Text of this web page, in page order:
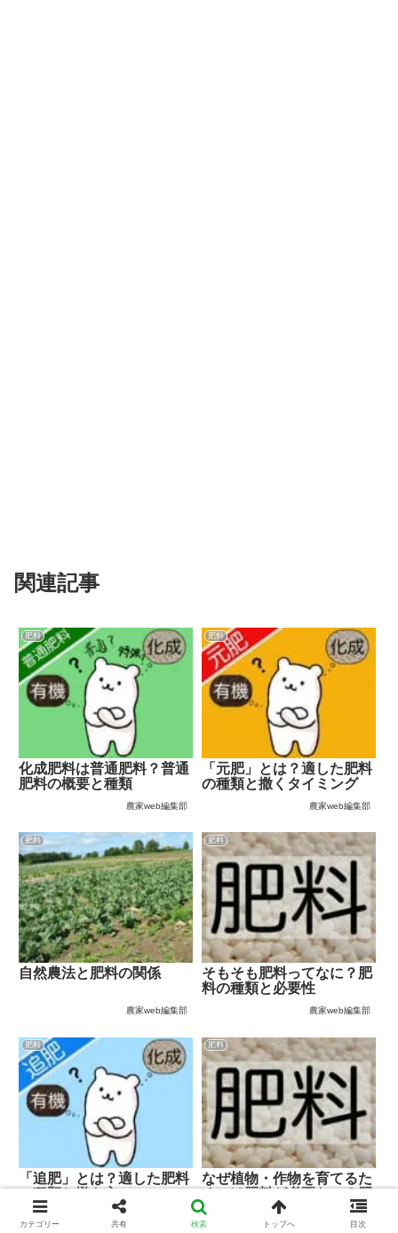
関連記事
肥料
化成肥料は普通肥料？普通
肥料の概要と種類
農家web編集部
肥料
「元肥」とは？適した肥料
の種類と撒くタイミング
農家web編集部
肥料
自然農法と肥料の関係
農家web編集部
肥料
そもそも肥料ってなに？肥
料の種類と必要性
農家web編集部
肥料
「追肥」とは？適した肥料
の種類と撒き方
肥料
なぜ植物・作物を育てるた
めには肥料が必要なの？肥
料の必要性
農家web編集部
カテゴリー 共有 検索 トップへ 目次